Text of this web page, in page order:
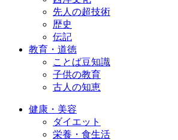
先人の超技術
歴史
伝記
教育・道徳
ことば豆知識
子供の教育
古人の知恵
健康・美容
ダイエット
栄養・食生活